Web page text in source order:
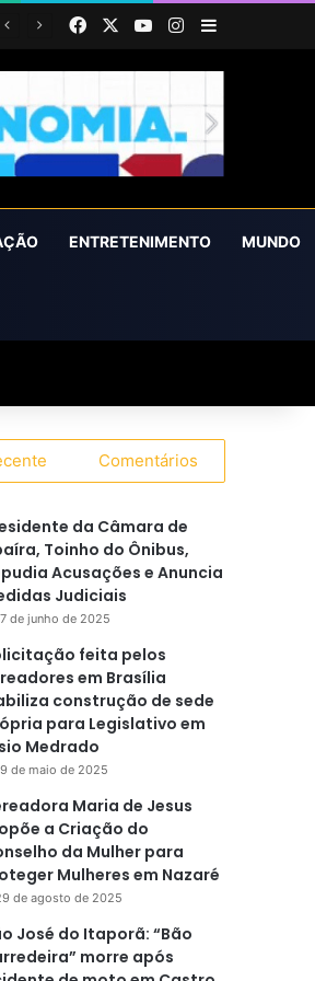
FacebookYouTubeInstagram
Barra
ENTRETENIMENTO MUNDO
Comentários
da Câmara de
Toinho do Ônibus,
Acusações e Anuncia
Judiciais
de junho de 2025
feita pelos
em Brasília
construção de sede
para Legislativo em
Medrado
de maio de 2025
Maria de Jesus
a Criação do
da Mulher para
Mulheres em Nazaré
de agosto de 2025
José do Itaporã: “Bão
morre após